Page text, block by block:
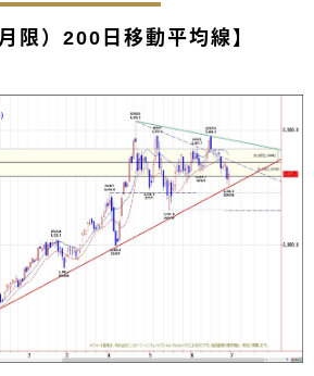
限）200日移動平均線】